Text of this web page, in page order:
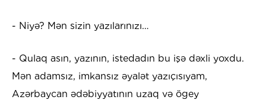
- Niyə? Mən sizin yazılarınızı…
- Qulaq asın, yazının, istedadın bu işə dəxli yoxdu.
Mən adamsız, imkansız əyalət yazıçısıyam,
Azərbaycan ədəbiyyatının uzaq və ögey